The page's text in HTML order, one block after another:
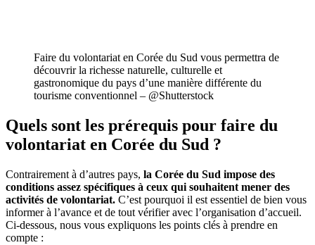
Faire du volontariat en Corée du Sud vous permettra de
découvrir la richesse naturelle, culturelle et
gastronomique du pays d’une manière différente du
tourisme conventionnel – @Shutterstock
Quels sont les prérequis pour faire du
volontariat en Corée du Sud ?
Contrairement à d’autres pays, la Corée du Sud impose des
conditions assez spécifiques à ceux qui souhaitent mener des
activités de volontariat. C’est pourquoi il est essentiel de bien vous
informer à l’avance et de tout vérifier avec l’organisation d’accueil.
Ci-dessous, nous vous expliquons les points clés à prendre en
compte :